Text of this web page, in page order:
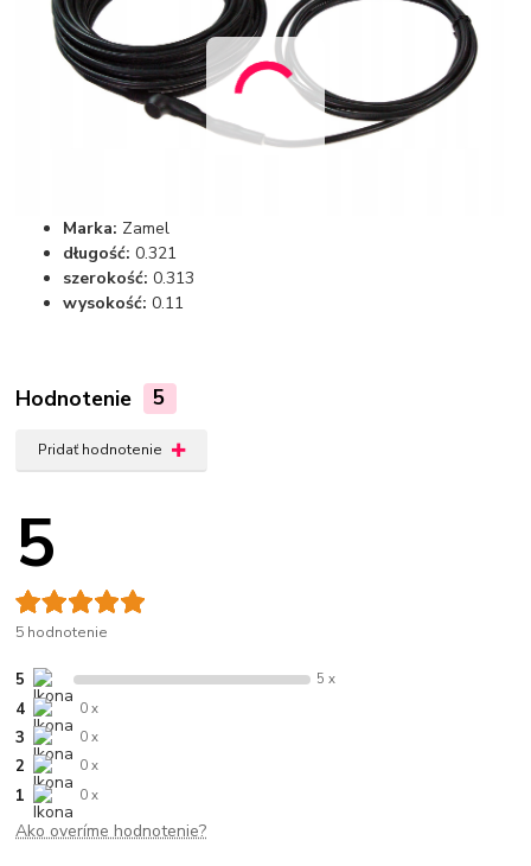
Marka: Zamel
długość: 0.321
szerokość: 0.313
wysokość: 0.11
Hodnotenie 5
Pridať hodnotenie
5
5 hodnotenie
5 5 x
4 0 x
3 0 x
2 0 x
1 0 x
Ako overíme hodnotenie?